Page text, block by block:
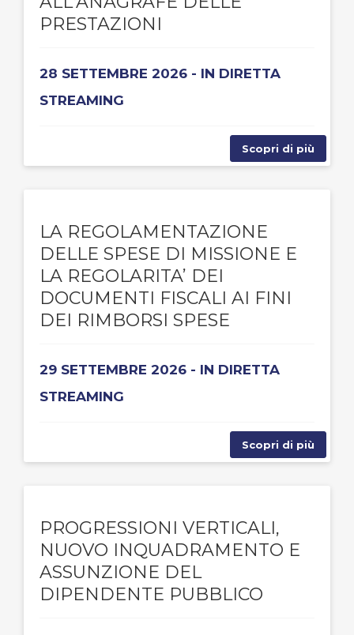
PRESTAZIONI
28 SETTEMBRE 2026 - IN DIRETTA
STREAMING
Scopri di più
LA REGOLAMENTAZIONE
DELLE SPESE DI MISSIONE E
LA REGOLARITA’ DEI
DOCUMENTI FISCALI AI FINI
DEI RIMBORSI SPESE
29 SETTEMBRE 2026 - IN DIRETTA
STREAMING
Scopri di più
PROGRESSIONI VERTICALI,
NUOVO INQUADRAMENTO E
ASSUNZIONE DEL
DIPENDENTE PUBBLICO